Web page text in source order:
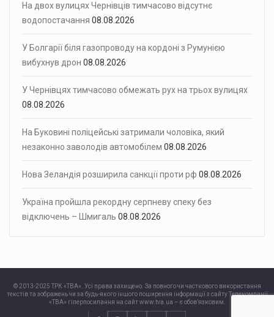
На двох вулицях Чернівців тимчасово відсутнє
водопостачання 08.08.2026
У Болгарії біля газопроводу на кордоні з Румунією
вибухнув дрон 08.08.2026
У Чернівцях тимчасово обмежать рух на трьох вулицях
08.08.2026
На Буковині поліцейські затримали чоловіка, який
незаконно заволодів автомобілем 08.08.2026
Нова Зеландія розширила санкції проти рф 08.08.2026
Україна пройшла рекордну серпневу спеку без
відключень – Шмигаль 08.08.2026
© 2013-2025 ТРК «ТВА». Усі права захищено. За повного чи часткового використання
текстів та зображень чи за будь-якого іншого поширення інформації з сайту Телекомпанії
«ТВА» гіперпосилання на сайт www.tva.ua – є обов’язковим.